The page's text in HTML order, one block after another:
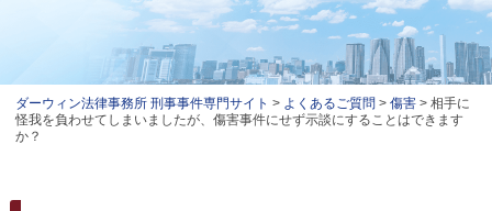
ダーウィン法律事務所 刑事事件専門サイト > よくあるご質問 >傷害 >相手に
怪我を負わせてしまいましたが、傷害事件にせず示談にすることはできます
か？